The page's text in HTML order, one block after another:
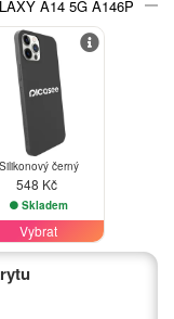
A14 5G A146P
Silikonový černý
548 Kč
Skladem
Vybrat